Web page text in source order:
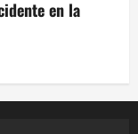
en la